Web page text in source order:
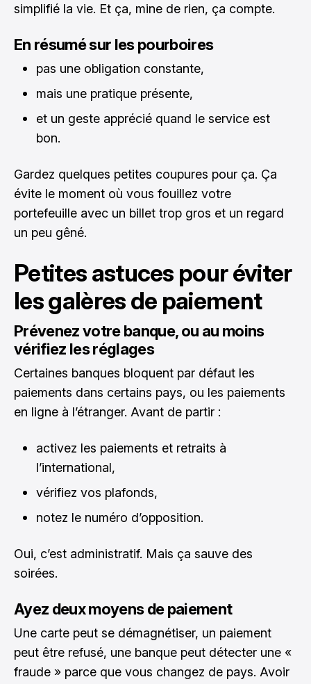
simplifié la vie. Et ça, mine de rien, ça compte.
En résumé sur les pourboires
pas une obligation constante,
mais une pratique présente,
et un geste apprécié quand le service est
bon.
Gardez quelques petites coupures pour ça. Ça
évite le moment où vous fouillez votre
portefeuille avec un billet trop gros et un regard
un peu gêné.
Petites astuces pour éviter
les galères de paiement
Prévenez votre banque, ou au moins
vérifiez les réglages
Certaines banques bloquent par défaut les
paiements dans certains pays, ou les paiements
en ligne à l’étranger. Avant de partir :
activez les paiements et retraits à
l’international,
vérifiez vos plafonds,
notez le numéro d’opposition.
Oui, c’est administratif. Mais ça sauve des
soirées.
Ayez deux moyens de paiement
Une carte peut se démagnétiser, un paiement
peut être refusé, une banque peut détecter une «
fraude » parce que vous changez de pays. Avoir